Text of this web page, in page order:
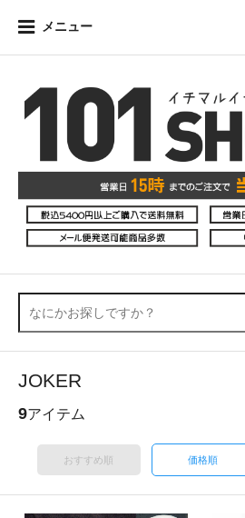
メニュー
JOKER
9アイテム
おすすめ順 価格順